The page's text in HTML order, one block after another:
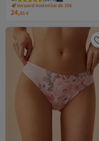
Versand kostenlos ab 35€
24,85€